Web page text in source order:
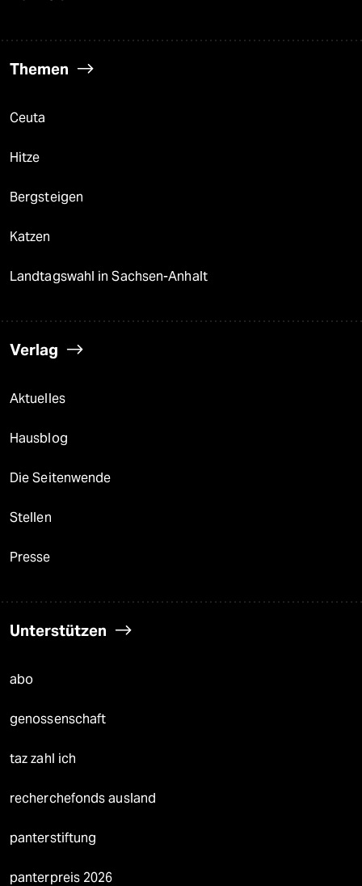
Themen
Ceuta
Hitze
Bergsteigen
Katzen
Landtagswahl in Sachsen-Anhalt
Verlag
Aktuelles
Hausblog
Die Seitenwende
Stellen
Presse
Unterstützen
abo
genossenschaft
taz zahl ich
recherchefonds ausland
panterstiftung
panterpreis 2026